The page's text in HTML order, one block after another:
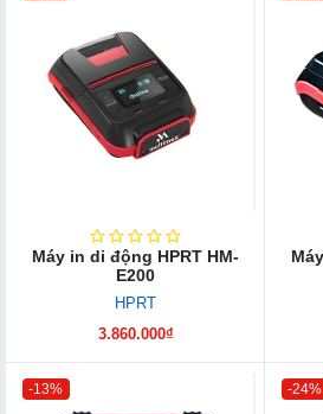
Máy in di động HPRT HM-
E200
HPRT
3.860.000₫
-13% -24%